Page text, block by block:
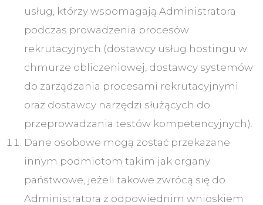
usług, którzy wspomagają Administratora
podczas prowadzenia procesów
rekrutacyjnych (dostawcy usług hostingu w
chmurze obliczeniowej, dostawcy systemów
do zarządzania procesami rekrutacyjnymi
oraz dostawcy narzędzi służących do
przeprowadzania testów kompetencyjnych).
Dane osobowe mogą zostać przekazane
innym podmiotom takim jak organy
państwowe, jeżeli takowe zwrócą się do
Administratora z odpowiednim wnioskiem